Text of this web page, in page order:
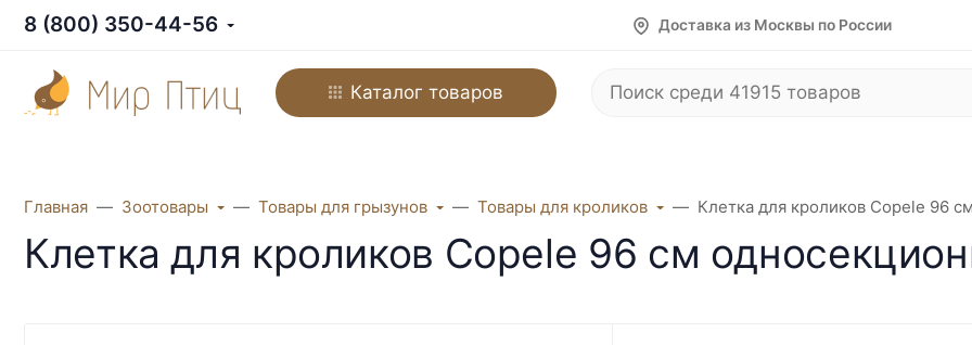
8 (800) 350-44-56 Доставка из Москвы по России
Каталог товаров
Главная Зоотовары Товары для грызунов Товары для кроликов Клетка для кроликов Copele 96
Клетка для кроликов Copele 96 см